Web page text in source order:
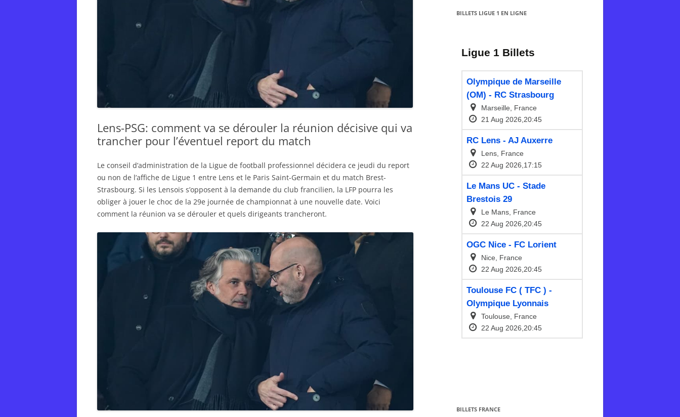
Lens-PSG: comment va se dérouler la réunion décisive qui va
trancher pour l’éventuel report du match
Le conseil d’administration de la Ligue de football professionnel décidera ce jeudi du report
ou non de l’affiche de Ligue 1 entre Lens et le Paris Saint-Germain et du match Brest-
Strasbourg. Si les Lensois s’opposent à la demande du club francilien, la LFP pourra les
obliger à jouer le choc de la 29e journée de championnat à une nouvelle date. Voici
comment la réunion va se dérouler et quels dirigeants trancheront.
BILLETS LIGUE 1 EN LIGNE
BILLETS FRANCE